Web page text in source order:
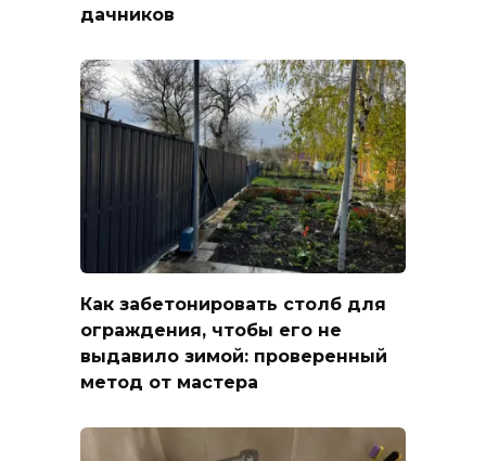
дачников
Как забетонировать столб для
ограждения, чтобы его не
выдавило зимой: проверенный
метод от мастера